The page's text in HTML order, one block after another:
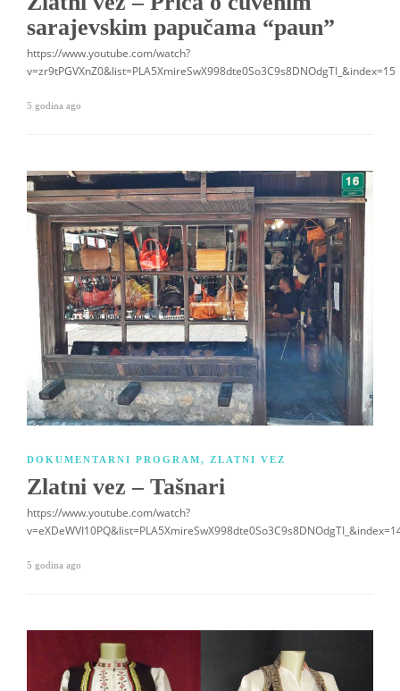
sarajevskim papučama “paun”
https://www.youtube.com/watch?
v=zr9tPGVXnZ0&list=PLA5XmireSwX998dte0So3C9s8DNOdgTI_&index=15
5 godina ago
DOKUMENTARNI PROGRAM, ZLATNI VEZ
Zlatni vez – Tašnari
https://www.youtube.com/watch?
5 godina ago